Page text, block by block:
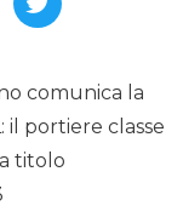
comunica la
il portiere classe
titolo